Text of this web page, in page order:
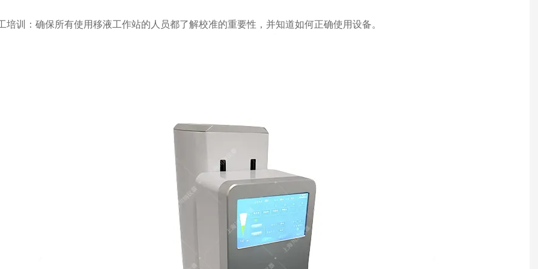
培训：确保所有使用移液工作站的人员都了解校准的重要性，并知道如何正确使用设备。